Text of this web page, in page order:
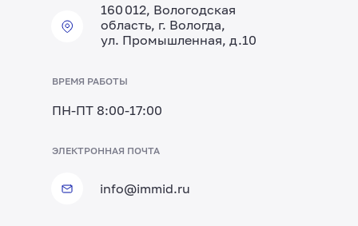
ПН-ПТ 8:00-17:00
ВРЕМЯ РАБОТЫ
160 012, Вологодская
область, г. Вологда,
ул. Промышленная, д.10
info@immid.ru
ЭЛЕКТРОННАЯ ПОЧТА